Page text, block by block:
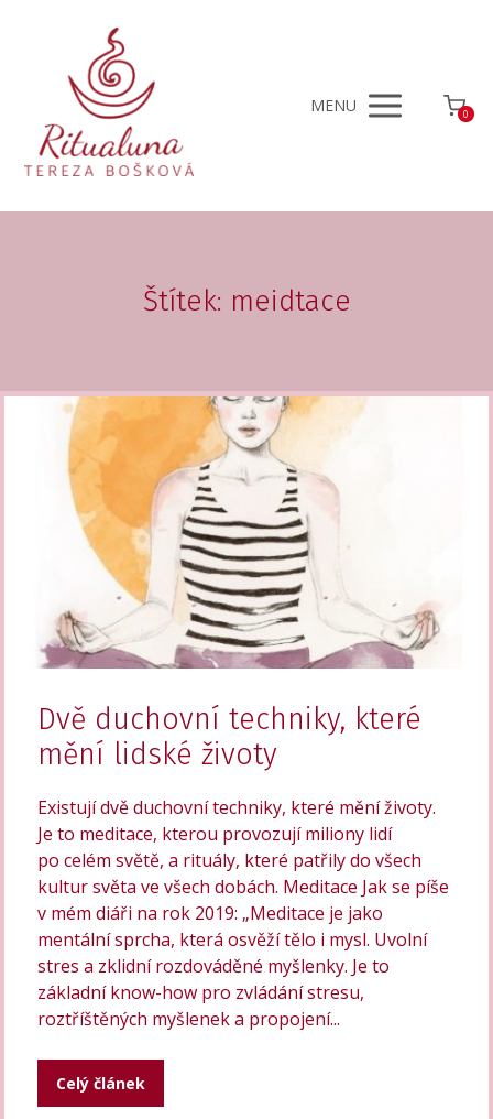
MENU 0
Štítek: meidtace
Dvě duchovní techniky, které
mění lidské životy
Existují dvě duchovní techniky, které mění životy.
Je to meditace, kterou provozují miliony lidí
po celém světě, a rituály, které patřily do všech
kultur světa ve všech dobách. Meditace Jak se píše
v mém diáři na rok 2019: „Meditace je jako
mentální sprcha, která osvěží tělo i mysl. Uvolní
stres a zklidní rozdováděné myšlenky. Je to
základní know-how pro zvládání stresu,
roztříštěných myšlenek a propojení...
Celý článek